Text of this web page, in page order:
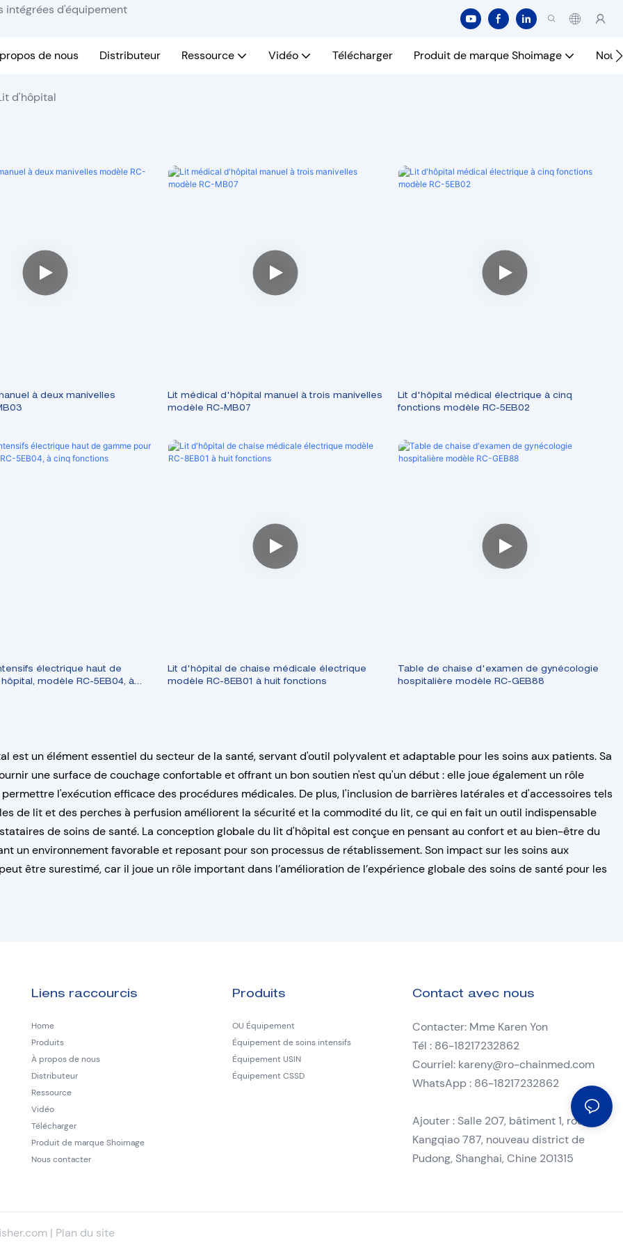
intégrées d'équipement
de nous Distributeur Ressource Vidéo Télécharger Produit de marque Shoimage
d'hôpital
à deux manivelles
Lit médical d'hôpital manuel à trois manivelles
modèle RC-MB07
Lit d'hôpital médical électrique à cinq
fonctions modèle RC-5EB02
électrique haut de
modèle RC-5EB04, à
Lit d'hôpital de chaise médicale électrique
modèle RC-8EB01 à huit fonctions
Table de chaise d'examen de gynécologie
hospitalière modèle RC-GEB88
est un élément essentiel du secteur de la santé, servant d'outil polyvalent et adaptable pour les soins aux patients. Sa
une surface de couchage confortable et offrant un bon soutien n'est qu'un début : elle joue également un rôle
l'exécution efficace des procédures médicales. De plus, l'inclusion de barrières latérales et d'accessoires tels
de lit et des perches à perfusion améliorent la sécurité et la commodité du lit, ce qui en fait un outil indispensable
de soins de santé. La conception globale du lit d'hôpital est conçue en pensant au confort et au bien-être du
un environnement favorable et reposant pour son processus de rétablissement. Son impact sur les soins aux
être surestimé, car il joue un rôle important dans l’amélioration de l’expérience globale des soins de santé pour les
Liens raccourcis
Home
Produits
À propos de nous
Distributeur
Ressource
Vidéo
Télécharger
Produit de marque Shoimage
Nous contacter
Produits
OU Équipement
Équipement de soins intensifs
Équipement USIN
Équipement CSSD
Contact avec nous
Contacter: Mme Karen Yon
Tél : 86-18217232862
Courriel: kareny@ro-chainmed.com
WhatsApp : 86-18217232862
Ajouter : Salle 207, bâtiment 1, route
Kangqiao 787, nouveau district de
Pudong, Shanghai, Chine 201315
| Plan du site